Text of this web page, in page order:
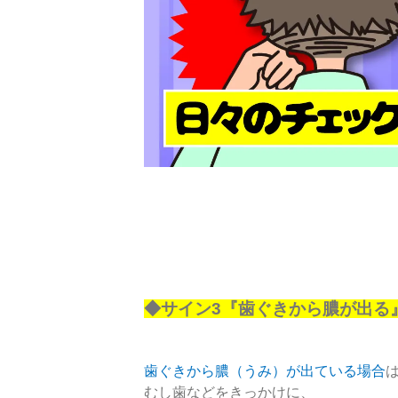
◆サイン3『歯ぐきから膿が出る
歯ぐきから膿（うみ）が出ている場合
むし歯などをきっかけに、